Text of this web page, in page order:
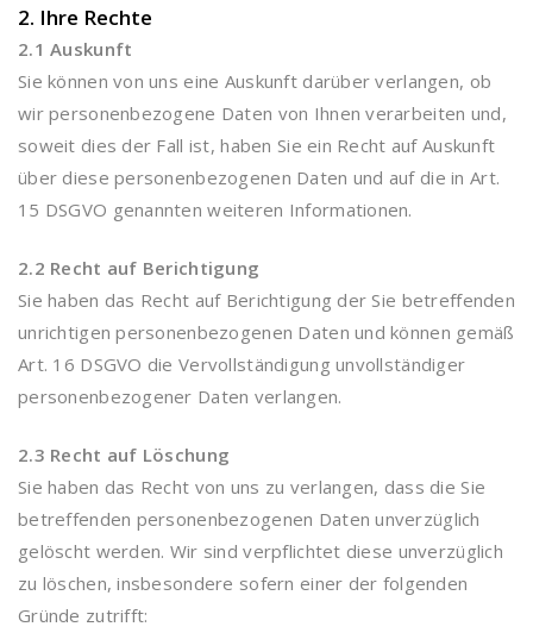
2. Ihre Rechte
2.1 Auskunft
Sie können von uns eine Auskunft darüber verlangen, ob
wir personenbezogene Daten von Ihnen verarbeiten und,
soweit dies der Fall ist, haben Sie ein Recht auf Auskunft
über diese personenbezogenen Daten und auf die in Art.
15 DSGVO genannten weiteren Informationen.
2.2 Recht auf Berichtigung
Sie haben das Recht auf Berichtigung der Sie betreffenden
unrichtigen personenbezogenen Daten und können gemäß
Art. 16 DSGVO die Vervollständigung unvollständiger
personenbezogener Daten verlangen.
2.3 Recht auf Löschung
Sie haben das Recht von uns zu verlangen, dass die Sie
betreffenden personenbezogenen Daten unverzüglich
gelöscht werden. Wir sind verpflichtet diese unverzüglich
zu löschen, insbesondere sofern einer der folgenden
Gründe zutrifft: